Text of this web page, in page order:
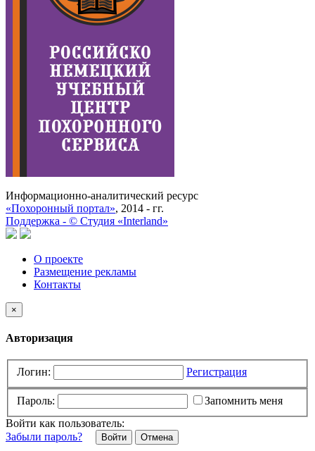
Информационно-аналитический ресурс
«Похоронный портал», 2014 - гг.
Поддержка - © Cтудия «Interland»
О проекте
Размещение рекламы
Контакты
×
Авторизация
Логин: Регистрация
Пароль:
Запомнить меня
Войти как пользователь:
Забыли пароль?
Отмена